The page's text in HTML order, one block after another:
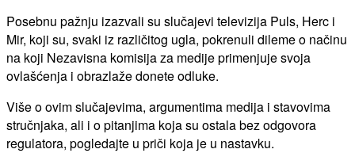
Posebnu pažnju izazvali su slučajevi televizija Puls, Herc i
Mir, koji su, svaki iz različitog ugla, pokrenuli dileme o načinu
na koji Nezavisna komisija za medije primenjuje svoja
ovlašćenja i obrazlaže donete odluke.
Više o ovim slučajevima, argumentima medija i stavovima
stručnjaka, ali i o pitanjima koja su ostala bez odgovora
regulatora, pogledajte u priči koja je u nastavku.